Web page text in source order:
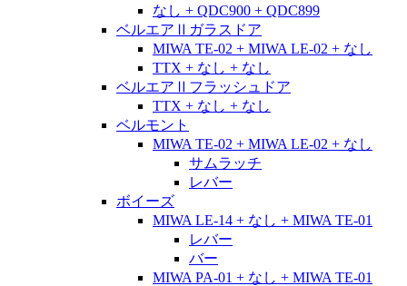
なし + QDC900 + QDC899
ベルエアⅡガラスドア
MIWA TE-02 + MIWA LE-02 + なし
TTX + なし + なし
ベルエアⅡフラッシュドア
TTX + なし + なし
ベルモント
MIWA TE-02 + MIWA LE-02 + なし
サムラッチ
レバー
ボイーズ
MIWA LE-14 + なし + MIWA TE-01
レバー
バー
MIWA PA-01 + なし + MIWA TE-01